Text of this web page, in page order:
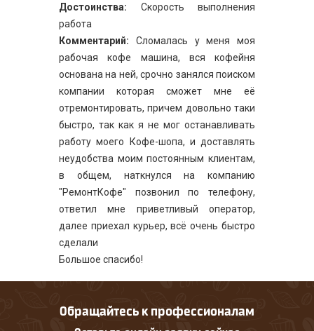
Достоинства: Скорость выполнения
работа
Комментарий: Сломалась у меня моя
рабочая кофе машина, вся кофейня
основана на ней, срочно занялся поиском
компании которая сможет мне её
отремонтировать, причем довольно таки
быстро, так как я не мог останавливать
работу моего Кофе-шопа, и доставлять
неудобства моим постоянным клиентам,
в общем, наткнулся на компанию
"РемонтКофе" позвонил по телефону,
ответил мне приветливый оператор,
далее приехал курьер, всё очень быстро
сделали
Большое спасибо!
Обращайтесь к профессионалам